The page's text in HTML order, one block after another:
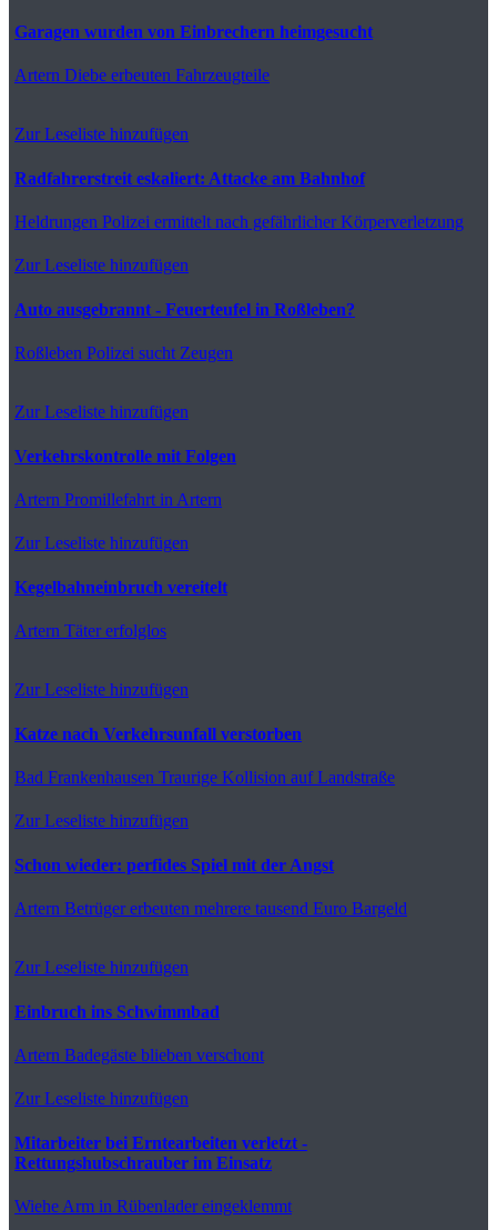
Garagen wurden von Einbrechern heimgesucht
Artern Diebe erbeuten Fahrzeugteile
Zur Leseliste hinzufügen
Radfahrerstreit eskaliert: Attacke am Bahnhof
Heldrungen Polizei ermittelt nach gefährlicher Körperverletzung
Zur Leseliste hinzufügen
Auto ausgebrannt - Feuerteufel in Roßleben?
Roßleben Polizei sucht Zeugen
Zur Leseliste hinzufügen
Verkehrskontrolle mit Folgen
Artern Promillefahrt in Artern
Zur Leseliste hinzufügen
Kegelbahneinbruch vereitelt
Artern Täter erfolglos
Zur Leseliste hinzufügen
Katze nach Verkehrsunfall verstorben
Bad Frankenhausen Traurige Kollision auf Landstraße
Zur Leseliste hinzufügen
Schon wieder: perfides Spiel mit der Angst
Artern Betrüger erbeuten mehrere tausend Euro Bargeld
Zur Leseliste hinzufügen
Einbruch ins Schwimmbad
Artern Badegäste blieben verschont
Zur Leseliste hinzufügen
Mitarbeiter bei Erntearbeiten verletzt -
Rettungshubschrauber im Einsatz
Wiehe Arm in Rübenlader eingeklemmt